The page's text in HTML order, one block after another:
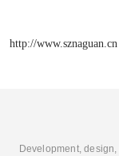
http://www.sznaguan.cn
Development,